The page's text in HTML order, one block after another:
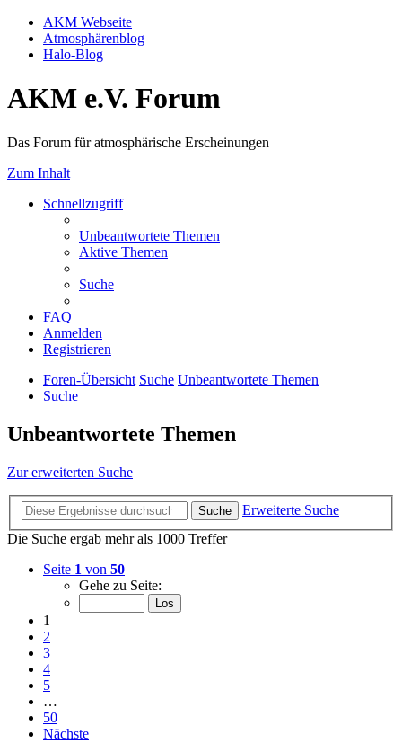
AKM Webseite
Atmosphärenblog
Halo-Blog
AKM e.V. Forum
Das Forum für atmosphärische Erscheinungen
Zum Inhalt
Schnellzugriff
Unbeantwortete Themen
Aktive Themen
Suche
FAQ
Anmelden
Registrieren
Foren-Übersicht Suche Unbeantwortete Themen
Suche
Unbeantwortete Themen
Zur erweiterten Suche
Suche
Erweiterte Suche
Die Suche ergab mehr als 1000 Treffer
Seite 1 von 50
Gehe zu Seite:
1
2
3
4
5
…
50
Nächste